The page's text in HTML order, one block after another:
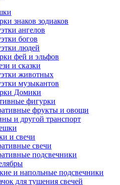
знаков зодиаков
ангелов
богов
людей
фей и эльфов
и сказки
животных
музыкантов
Домики
фигурки
фрукты и овощи
и другой транспорт
и свечи
свечи
подсвечники
и напольные подсвечники
для тушения свечей